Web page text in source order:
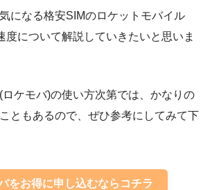
になる格安SIMのロケットモバイル
度について解説していきたいと思いま
ロケモバ)の使い方次第では、かなりの
ともあるので、ぜひ参考にしてみて下
をお得に申し込むならコチラ